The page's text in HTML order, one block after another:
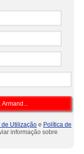
Utilização e Política de
informação sobre